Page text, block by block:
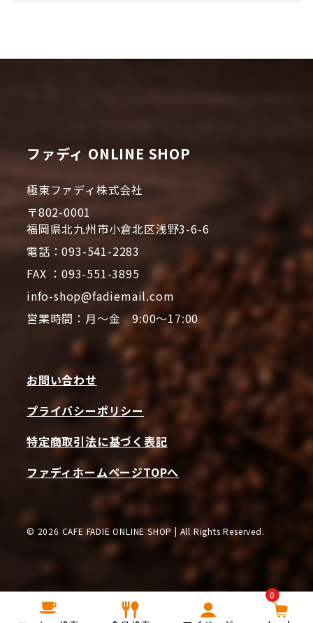
0
ファディ ONLINE SHOP
極東ファディ株式会社
〒802-0001
福岡県北九州市小倉北区浅野3-6-6
電話：093-541-2283
FAX ：093-551-3895
info-shop@fadiemail.com
営業時間：月～金 9:00～17:00
お問い合わせ
プライバシーポリシー
特定商取引法に基づく表記
ファディホームページTOPへ
© 2026 CAFE FADIE ONLINE SHOP | All Rights Reserved.